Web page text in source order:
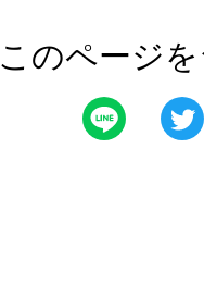
このページ